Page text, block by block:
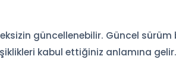
güncellenebilir. Güncel sürüm
kabul ettiğiniz anlamına gelir.